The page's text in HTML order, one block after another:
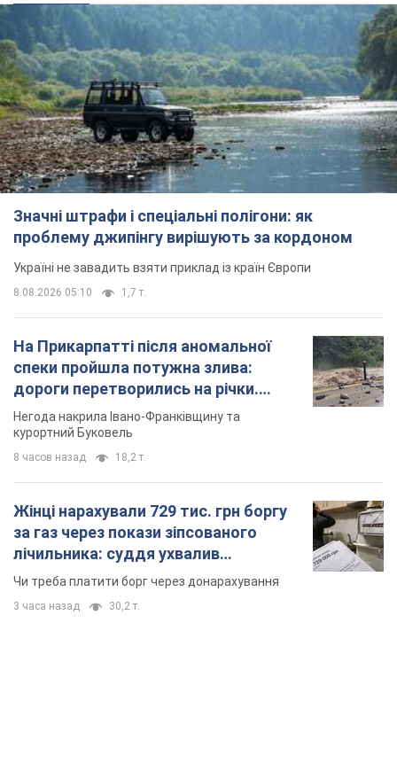
Значні штрафи і спеціальні полігони: як
проблему джипінгу вирішують за кордоном
Україні не завадить взяти приклад із країн Європи
8.08.2026 05:10 1,7 т.
На Прикарпатті після аномальної
спеки пройшла потужна злива:
дороги перетворились на річки.
Відео
Негода накрила Івано-Франківщину та
курортний Буковель
8 часов назад 18,2 т.
Жінці нарахували 729 тис. грн боргу
за газ через покази зіпсованого
лічильника: суддя ухвалив
неочікуване рішення
Чи треба платити борг через донарахування
3 часа назад 30,2 т.